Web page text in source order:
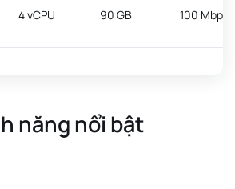
4 vCPU 90 GB 100 Mbps
năng nổi bật